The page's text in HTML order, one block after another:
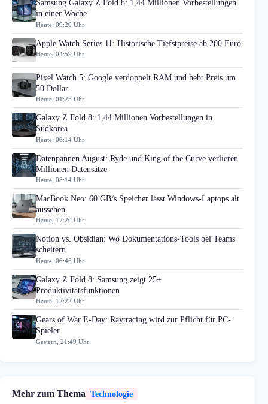
Samsung Galaxy Z Fold 8: 1,44 Millionen Vorbestellungen
in einer Woche
Heute, 09:20 Uhr
Apple Watch Series 11: Historische Tiefstpreise ab 200 Euro
Heute, 04:59 Uhr
Pixel Watch 5: Google verdoppelt RAM und hebt Preis um
50 Dollar
Heute, 01:23 Uhr
Galaxy Z Fold 8: 1,44 Millionen Vorbestellungen in
Südkorea
Heute, 06:14 Uhr
Datenpannen August: Ryde und King of the Curve verlieren
Millionen Datensätze
Heute, 08:14 Uhr
MacBook Neo: 60 GB/s Speicher lässt Windows-Laptops alt
aussehen
Heute, 17:20 Uhr
Notion vs. Obsidian: Wo Dokumentations-Tools bei Teams
scheitern
Heute, 06:46 Uhr
Galaxy Z Fold 8: Samsung zeigt 25+
Produktivitätsfunktionen
Heute, 12:22 Uhr
Gears of War E-Day: Raytracing wird zur Pflicht für PC-
Spieler
Gestern, 21:49 Uhr
Mehr zum Thema Technologie